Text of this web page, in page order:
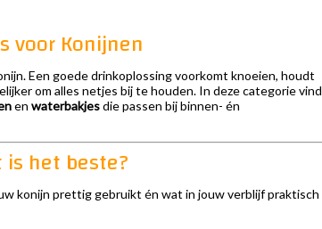
voor Konijnen
Een goede drinkoplossing voorkomt knoeien, houdt
om alles netjes bij te houden. In deze categorie vind
en waterbakjesdie passen bij binnen- én
het beste?
konijn prettig gebruikt én wat in jouw verblijf praktisch